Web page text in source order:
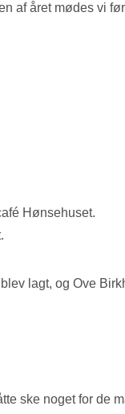
af året mødes vi
Hønsehuset.
lagt, og Ove
ske noget for de